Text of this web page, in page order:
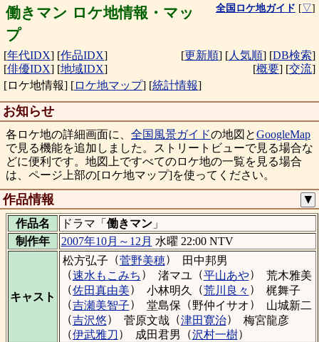
働きマン ロケ地情報・マッ
プ
全国ロケ地ガイド [▽]
[年代IDX] [作品IDX]
[俳優IDX] [地域IDX]
[更新順] [人気順] [DB検索]
[概要] [交流]
[ロケ地情報] [ロケ地マップ] [統計情報]
お知らせ
各ロケ地の詳細画面に、 全国風景ガイドの地図とGoogleMap
で見る機能を追加しました。ストリートビューで見る場合な
どに便利です。地図上ですべてのロケ地の一覧を見る場合
は、ページ上部の[ロケ地マップ]を使ってください。
作品情報 ▼
作品名 ドラマ「 働きマン」
制作年
2007年10月～12月 水曜 22:00 NTV
キャスト
松方弘子 （菅野美穂）
田中邦男
（速水もこみち ） 渚マユ （平山あや）
荒木雅美
（佐田真由美） 小林明久 （荒川良々 ）
梶舞子
（吉瀬美智子） 堂島保 （野仲イサオ）
山城新二
（吉沢悠） 菅原文哉（津田寛治）
梅宮龍彦
（伊武雅刀 ） 成田君男 （沢村一樹）